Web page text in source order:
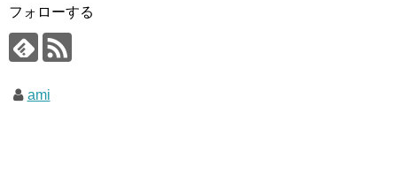
フォローする
ami